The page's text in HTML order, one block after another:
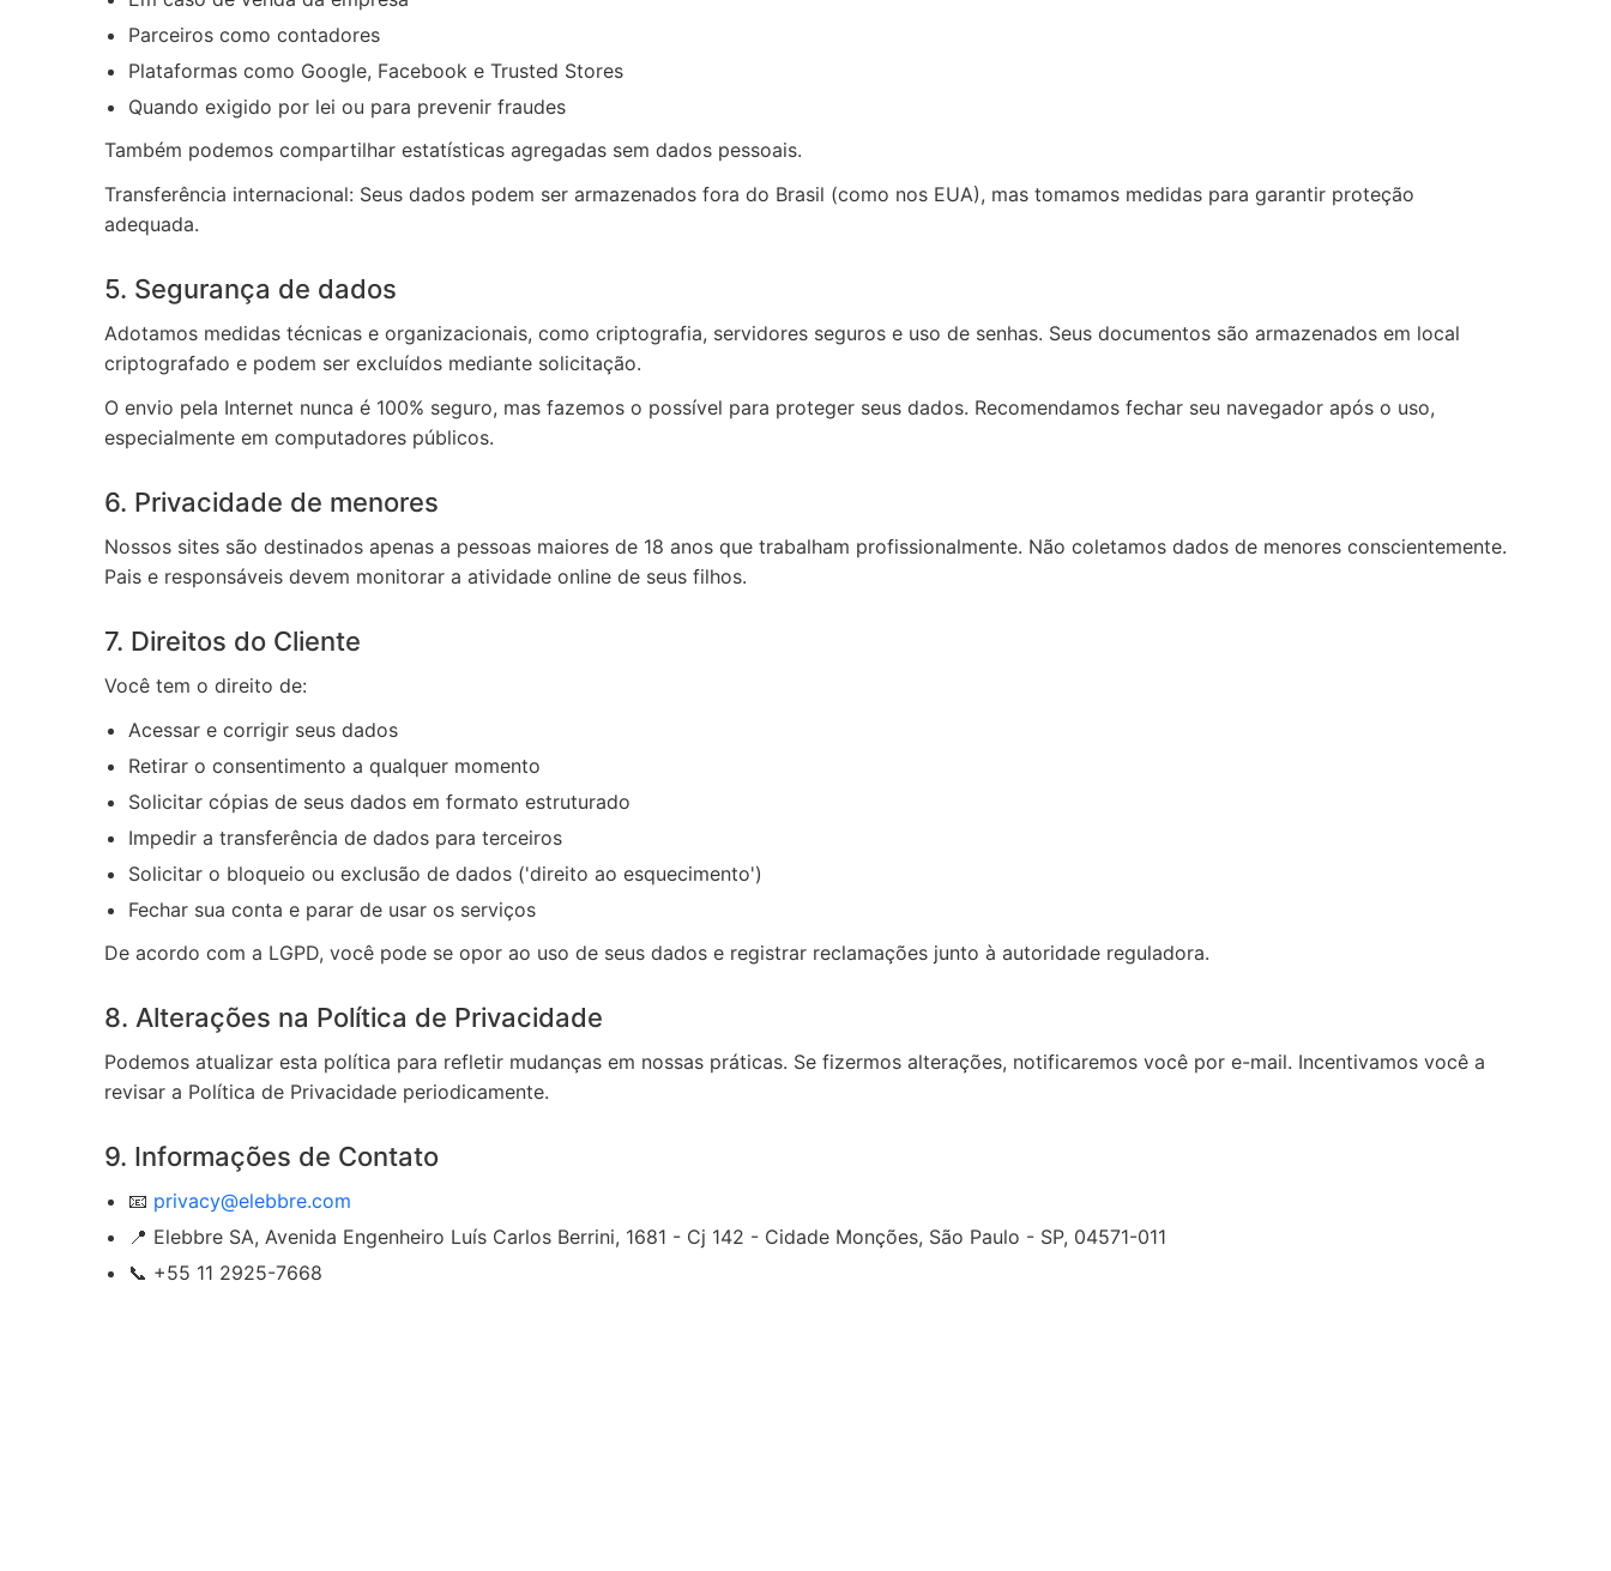
Parceiros como contadores
Plataformas como Google, Facebook e Trusted Stores
Quando exigido por lei ou para prevenir fraudes
Também podemos compartilhar estatísticas agregadas sem dados pessoais.
Transferência internacional: Seus dados podem ser armazenados fora do Brasil (como nos EUA), mas tomamos medidas para garantir proteção
adequada.
5. Segurança de dados
Adotamos medidas técnicas e organizacionais, como criptografia, servidores seguros e uso de senhas. Seus documentos são armazenados em local
criptografado e podem ser excluídos mediante solicitação.
O envio pela Internet nunca é 100% seguro, mas fazemos o possível para proteger seus dados. Recomendamos fechar seu navegador após o uso,
especialmente em computadores públicos.
6. Privacidade de menores
Nossos sites são destinados apenas a pessoas maiores de 18 anos que trabalham profissionalmente. Não coletamos dados de menores conscientemente.
Pais e responsáveis devem monitorar a atividade online de seus filhos.
7. Direitos do Cliente
Você tem o direito de:
Acessar e corrigir seus dados
Retirar o consentimento a qualquer momento
Solicitar cópias de seus dados em formato estruturado
Impedir a transferência de dados para terceiros
Solicitar o bloqueio ou exclusão de dados ('direito ao esquecimento')
Fechar sua conta e parar de usar os serviços
De acordo com a LGPD, você pode se opor ao uso de seus dados e registrar reclamações junto à autoridade reguladora.
8. Alterações na Política de Privacidade
Podemos atualizar esta política para refletir mudanças em nossas práticas. Se fizermos alterações, notificaremos você por e-mail. Incentivamos você a
revisar a Política de Privacidade periodicamente.
9. Informações de Contato
📧 privacy@elebbre.com
📍 Elebbre SA, Avenida Engenheiro Luís Carlos Berrini, 1681 - Cj 142 - Cidade Monções, São Paulo - SP, 04571-011
📞 +55 11 2925-7668